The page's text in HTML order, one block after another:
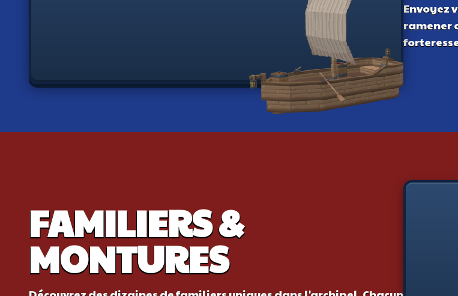
Envoyez
ramener
FAMILIERS &
MONTURES